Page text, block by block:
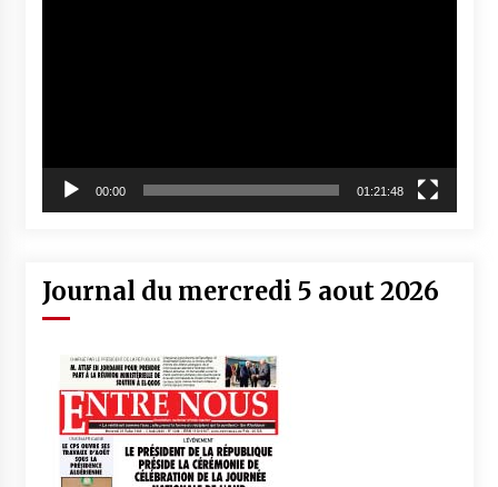
00:00 01:21:48
Journal du mercredi 5 aout 2026